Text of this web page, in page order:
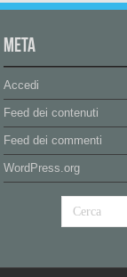
Meta
Accedi
Feed dei contenuti
Feed dei commenti
WordPress.org